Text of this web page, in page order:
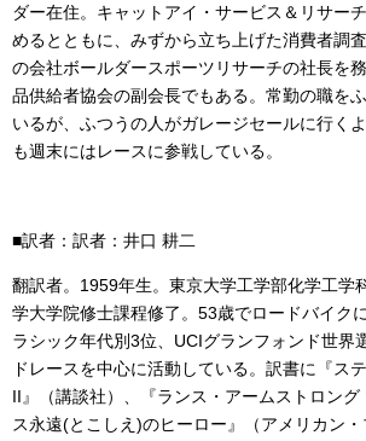
ダー在住。キャットアイ・サービス＆リサー
めるとともに、みずから立ち上げた消費者調
の会社ボールダースポーツリサーチの社長を
品供給者協会の副会長でもある。常勤の職を
いるが、ふつうの人がガレージセールに行く
も週末にはレースに参戦している。
■訳者：訳者：井口 耕二
翻訳者。1959年生。東京大学工学部化学工学
学大学院修士課程修了。53歳でロードバイク
ラシック年代別3位、UCIグランフォンド世界
ドレースを中心に活動している。訳書に『ス
II』（講談社）、『ランス・アームストロン
ス永遠(とこしえ)のヒーロー』（アメリカン